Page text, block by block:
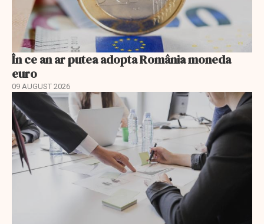
În ce an ar putea adopta România moneda
euro
09 AUGUST 2026